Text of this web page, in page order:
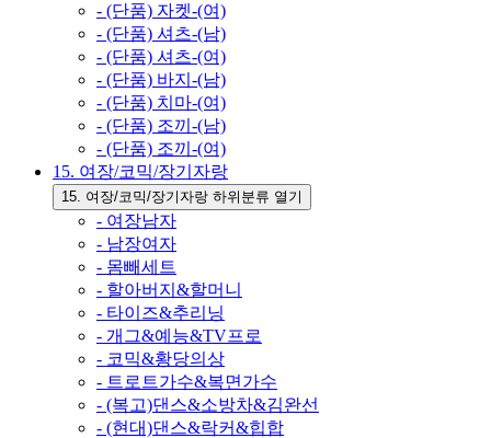
- (단품) 자켓-(여)
- (단품) 셔츠-(남)
- (단품) 셔츠-(여)
- (단품) 바지-(남)
- (단품) 치마-(여)
- (단품) 조끼-(남)
- (단품) 조끼-(여)
15. 여장/코믹/장기자랑
15. 여장/코믹/장기자랑 하위분류 열기
- 여장남자
- 남장여자
- 몸빼세트
- 할아버지&할머니
- 타이즈&추리닝
- 개그&예능&TV프로
- 코믹&황당의상
- 트로트가수&복면가수
- (복고)댄스&소방차&김완선
- (현대)댄스&락커&힙합